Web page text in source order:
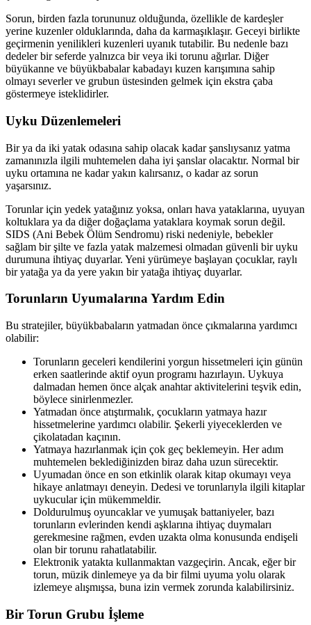
Sorun, birden fazla torununuz olduğunda, özellikle de kardeşler
yerine kuzenler olduklarında, daha da karmaşıklaşır. Geceyi birlikte
geçirmenin yenilikleri kuzenleri uyanık tutabilir. Bu nedenle bazı
dedeler bir seferde yalnızca bir veya iki torunu ağırlar. Diğer
büyükanne ve büyükbabalar kabadayı kuzen karışımına sahip
olmayı severler ve grubun üstesinden gelmek için ekstra çaba
göstermeye isteklidirler.
Uyku Düzenlemeleri
Bir ya da iki yatak odasına sahip olacak kadar şanslıysanız yatma
zamanınızla ilgili muhtemelen daha iyi şanslar olacaktır. Normal bir
uyku ortamına ne kadar yakın kalırsanız, o kadar az sorun
yaşarsınız.
Torunlar için yedek yatağınız yoksa, onları hava yataklarına, uyuyan
koltuklara ya da diğer doğaçlama yataklara koymak sorun değil.
SIDS (Ani Bebek Ölüm Sendromu) riski nedeniyle, bebekler
sağlam bir şilte ve fazla yatak malzemesi olmadan güvenli bir uyku
durumuna ihtiyaç duyarlar. Yeni yürümeye başlayan çocuklar, raylı
bir yatağa ya da yere yakın bir yatağa ihtiyaç duyarlar.
Torunların Uyumalarına Yardım Edin
Bu stratejiler, büyükbabaların yatmadan önce çıkmalarına yardımcı
olabilir:
Torunların geceleri kendilerini yorgun hissetmeleri için günün
erken saatlerinde aktif oyun programı hazırlayın. Uykuya
dalmadan hemen önce alçak anahtar aktivitelerini teşvik edin,
böylece sinirlenmezler.
Yatmadan önce atıştırmalık, çocukların yatmaya hazır
hissetmelerine yardımcı olabilir. Şekerli yiyeceklerden ve
çikolatadan kaçının.
Yatmaya hazırlanmak için çok geç beklemeyin. Her adım
muhtemelen beklediğinizden biraz daha uzun sürecektir.
Uyumadan önce en son etkinlik olarak kitap okumayı veya
hikaye anlatmayı deneyin. Dedesi ve torunlarıyla ilgili kitaplar
uykucular için mükemmeldir.
Doldurulmuş oyuncaklar ve yumuşak battaniyeler, bazı
torunların evlerinden kendi aşklarına ihtiyaç duymaları
gerekmesine rağmen, evden uzakta olma konusunda endişeli
olan bir torunu rahatlatabilir.
Elektronik yatakta kullanmaktan vazgeçirin. Ancak, eğer bir
torun, müzik dinlemeye ya da bir filmi uyuma yolu olarak
izlemeye alışmışsa, buna izin vermek zorunda kalabilirsiniz.
Bir Torun Grubu İşleme